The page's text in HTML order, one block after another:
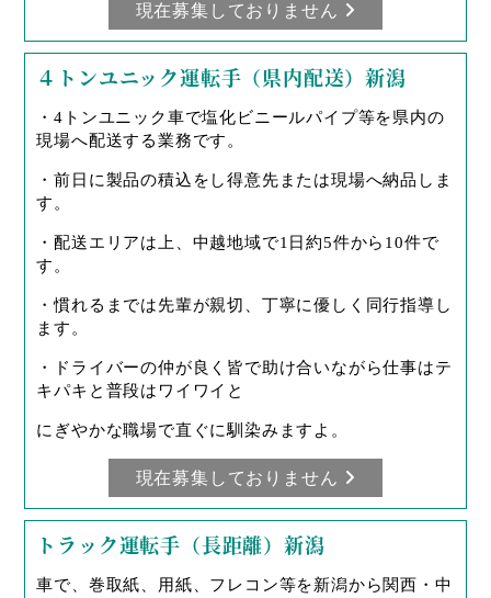
現在募集しておりません
４トンユニック運転手（県内配送）新潟
・4トンユニック車で塩化ビニールパイプ等を県内の
現場へ配送する業務です。
・前日に製品の積込をし得意先または現場へ納品しま
す。
・配送エリアは上、中越地域で1日約5件から10件で
す。
・慣れるまでは先輩が親切、丁寧に優しく同行指導し
ます。
・ドライバーの仲が良く皆で助け合いながら仕事はテ
キパキと普段はワイワイと
にぎやかな職場で直ぐに馴染みますよ。
現在募集しておりません
トラック運転手（長距離）新潟
車で、巻取紙、用紙、フレコン等を新潟から関西・中